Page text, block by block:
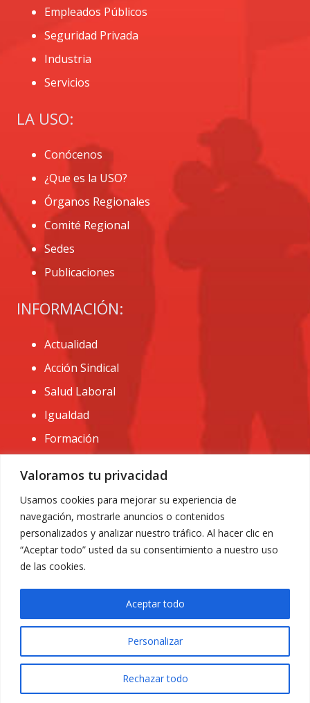
Valoramos tu privacidad
Usamos cookies para mejorar su experiencia de
navegación, mostrarle anuncios o contenidos
personalizados y analizar nuestro tráfico. Al hacer clic en
“Aceptar todo” usted da su consentimiento a nuestro uso
de las cookies.
Personalizar
Rechazar todo
Aceptar todo
Empleados Públicos
Seguridad Privada
Industria
Servicios
LA USO:
Conócenos
¿Que es la USO?
Órganos Regionales
Comité Regional
Sedes
Publicaciones
INFORMACIÓN:
Actualidad
Acción Sindical
Salud Laboral
Igualdad
Formación
CONTACTO:
administracion@usomurcia.org
968 25 01 20
C/ Huerto de las bombas nº6. 30009 Murcia
Privacidad|
© 2018 Todos los derechos reservados. Diseño web
ACRILONIA